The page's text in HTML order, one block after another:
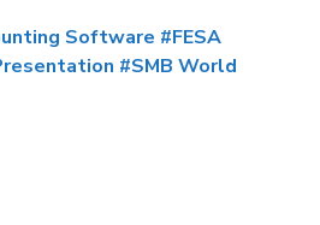
Software #FESA
#SMB World